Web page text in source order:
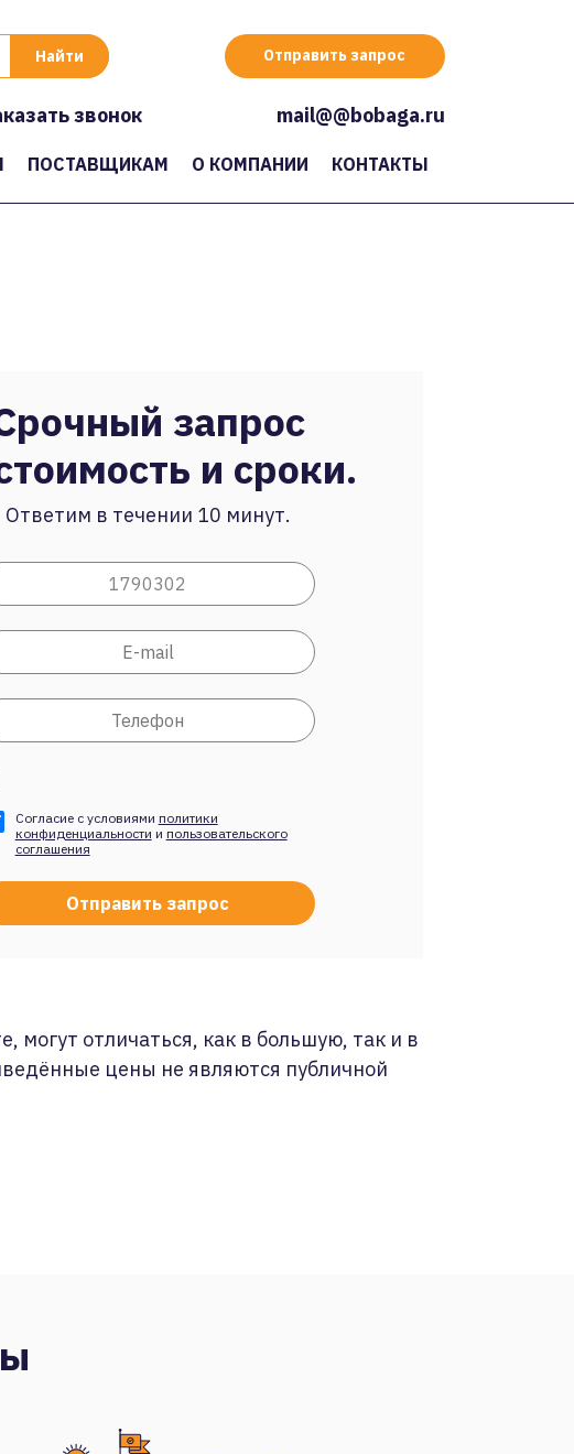
Отправить запрос
звонок mail@@bobaga.ru
ПОСТАВЩИКАМ О КОМПАНИИ КОНТАКТЫ
запрос
и сроки.
Ответим в течении 10 минут.
Согласие с условиями политики
конфиденциальности и пользовательского
соглашения
могут отличаться, как в большую, так и в
цены не являются публичной